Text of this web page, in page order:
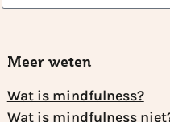
Meer weten
Wat is mindfulness?
Wat is mindfulness